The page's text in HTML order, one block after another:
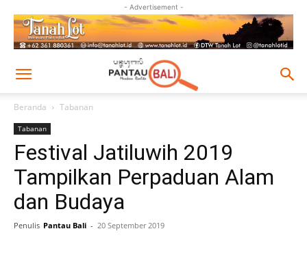
- Advertisement -
Beranda Tabanan
Tabanan
Festival Jatiluwih 2019
Tampilkan Perpaduan Alam
dan Budaya
Penulis Pantau Bali - 20 September 2019